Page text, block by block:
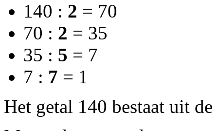
140 : 2 = 70
70 : 2 = 35
35 : 5 = 7
7 : 7 = 1
Het getal 140 bestaat uit